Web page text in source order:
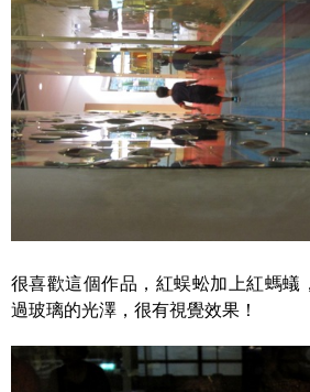
很喜歡這個作品，紅蜈蚣加上紅螞蟻
過玻璃的光澤，很有視覺效果！